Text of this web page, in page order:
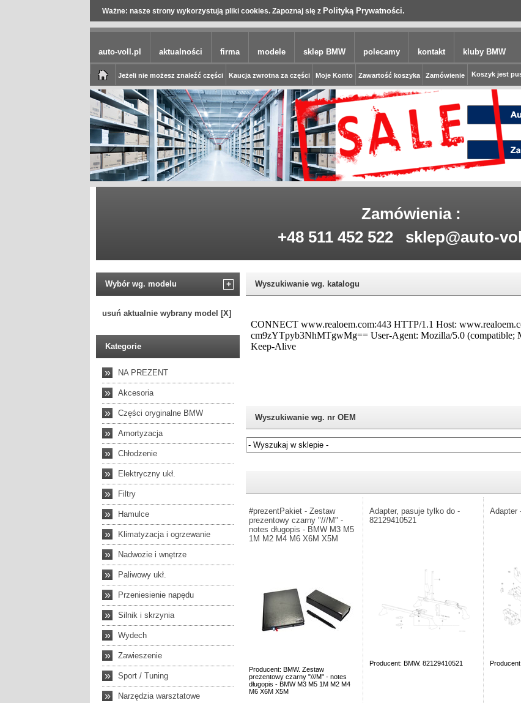
Ważne: nasze strony wykorzystują pliki cookies. Zapoznaj się z Polityką Prywatności.
auto-voll.pl aktualności firma modele sklep BMW polecamy kontakt kluby BMW
Jeżeli nie możesz znaleźć części Kaucja zwrotna za części Moje Konto Zawartość koszyka Zamówienie Koszyk jest
Zamówienia :
+48 511 452 522
sklep@auto-
Wybór wg. modelu +
usuń aktualnie wybrany model [X]
Kategorie
» NA PREZENT
» Akcesoria
» Części oryginalne BMW
» Amortyzacja
» Chłodzenie
» Elektryczny ukł.
» Filtry
» Hamulce
» Klimatyzacja i ogrzewanie
» Nadwozie i wnętrze
» Paliwowy ukł.
» Przeniesienie napędu
» Silnik i skrzynia
» Wydech
» Zawieszenie
» Sport / Tuning
» Narzędzia warsztatowe
Wyszukiwanie wg. katalogu
Wyszukiwanie wg. nr OEM
#prezentPakiet - Zestaw
prezentowy czarny "///M" -
notes długopis - BMW M3 M5
1M M2 M4 M6 X6M X5M
Producent: BMW. Zestaw
prezentowy czarny "///M" - notes
długopis - BMW M3 M5 1M M2 M4
M6 X6M X5M
Adapter, pasuje tylko do -
82129410521
Producent: BMW. 82129410521
Adapter